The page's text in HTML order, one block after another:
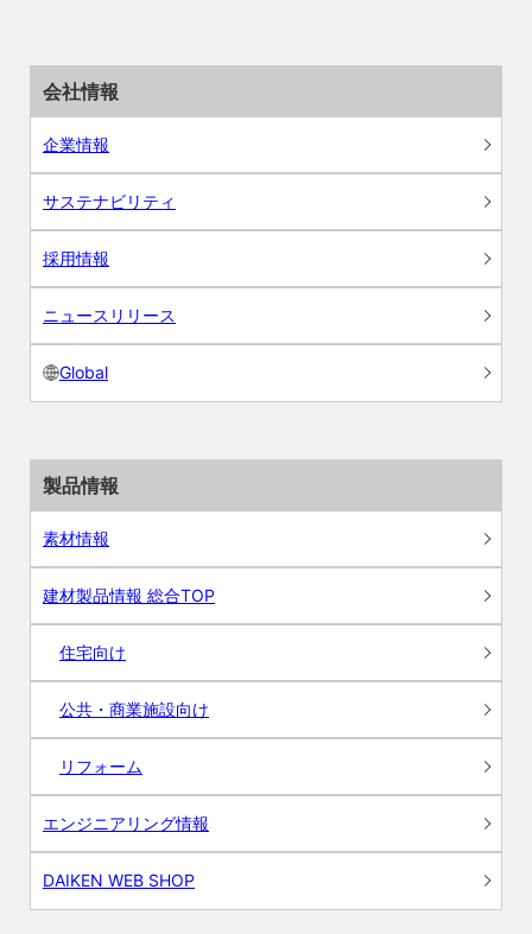
会社情報
企業情報
サステナビリティ
採用情報
ニュースリリース
Global
製品情報
素材情報
建材製品情報 総合TOP
住宅向け
公共・商業施設向け
リフォーム
エンジニアリング情報
DAIKEN WEB SHOP